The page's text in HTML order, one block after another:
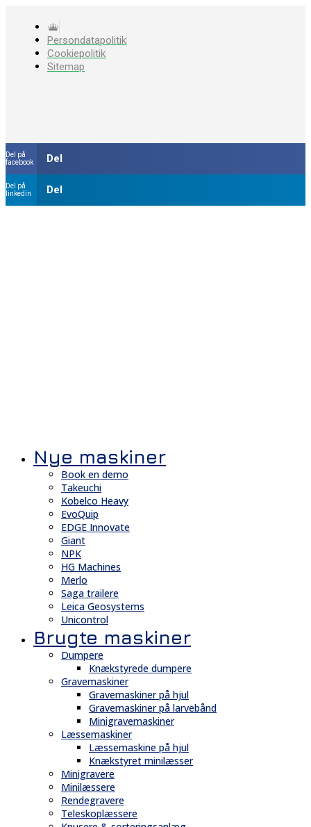
Persondatapolitik
Cookiepolitik
Sitemap
Del på
facebook
Del
Del på
linkedin
Del
Nye maskiner
Book en demo
Takeuchi
Kobelco Heavy
EvoQuip
EDGE Innovate
Giant
NPK
HG Machines
Merlo
Saga trailere
Leica Geosystems
Unicontrol
Brugte maskiner
Dumpere
Knækstyrede dumpere
Gravemaskiner
Gravemaskiner på hjul
Gravemaskiner på larvebånd
Minigravemaskiner
Læssemaskiner
Læssemaskine på hjul
Knækstyret minilæsser
Minigravere
Minilæssere
Rendegravere
Teleskoplæssere